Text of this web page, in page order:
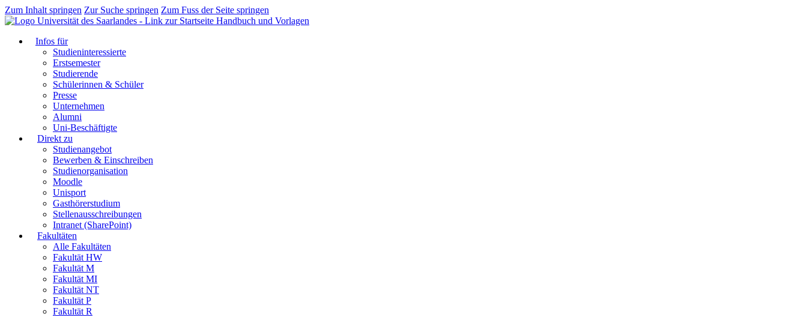
Zum Inhalt springen Zur Suche springen Zum Fuss der Seite springen
Handbuch und Vorlagen
Infos für
Studieninteressierte
Erstsemester
Studierende
Schülerinnen & Schüler
Presse
Unternehmen
Alumni
Uni-Beschäftigte
Direkt zu
Studienangebot
Bewerben & Einschreiben
Studienorganisation
Moodle
Unisport
Gasthörerstudium
Stellenausschreibungen
Intranet (SharePoint)
Fakultäten
Alle Fakultäten
Fakultät HW
Fakultät M
Fakultät MI
Fakultät NT
Fakultät P
Fakultät R